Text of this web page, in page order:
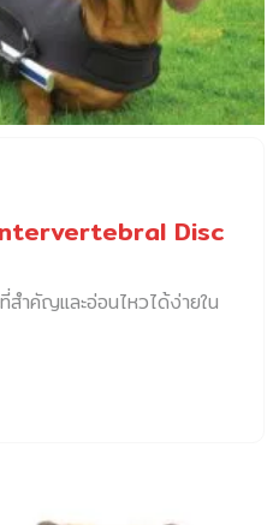
Disc
สำคัญและอ่อนไหวได้ง่ายใน